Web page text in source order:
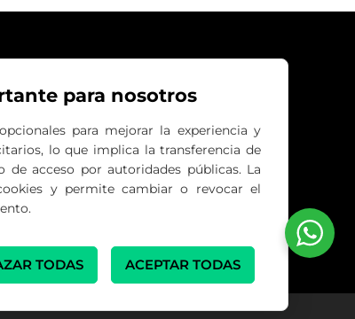
Las Matas, Madrid
689 816 430
659 231 131
para nosotros
para mejorar la experiencia y
lo que implica la transferencia de
de acceso por autoridades públicas. La
y permite cambiar o revocar el
ACEPTAR TODAS
TODAS